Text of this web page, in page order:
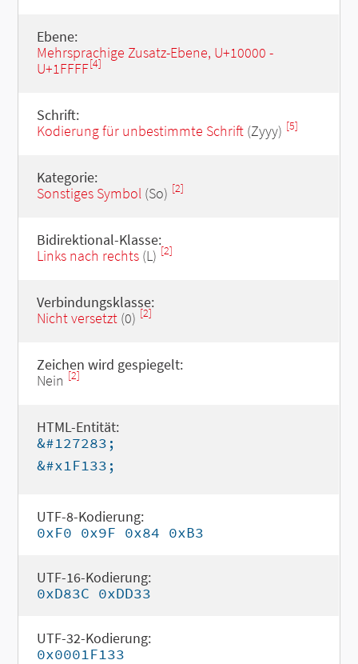
Ebene:
Mehrsprachige Zusatz-Ebene, U+10000 -
U+1FFFF[4]
Schrift:
Kodierung für unbestimmte Schrift(Zyyy) [5]
Kategorie:
Sonstiges Symbol(So) [2]
Bidirektional-Klasse:
Links nach rechts(L) [2]
Verbindungsklasse:
Nicht versetzt(0) [2]
Zeichen wird gespiegelt:
Nein [2]
HTML-Entität:
&#127283;
&#x1F133;
UTF-8-Kodierung:
0xF0 0x9F 0x84 0xB3
UTF-16-Kodierung:
0xD83C 0xDD33
UTF-32-Kodierung:
0x0001F133